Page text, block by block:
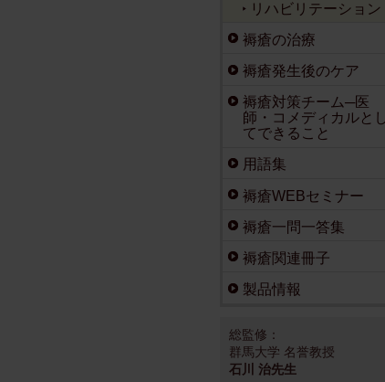
リハビリテーション
褥瘡の治療
褥瘡発生後のケア
褥瘡対策チーム─医
師・コメディカルとし
てできること
用語集
褥瘡WEBセミナー
褥瘡一問一答集
褥瘡関連冊子
製品情報
総監修：
群馬大学 名誉教授
石川 治先生